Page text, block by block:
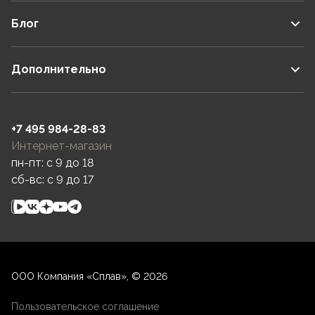
Блог
Дополнительно
+7 495 984-28-83
Интернет-магазин
пн-пт: c 9 до 18
сб-вс: c 9 до 17
ООО Компания «Сплав», © 2026
Пользовательское соглашение